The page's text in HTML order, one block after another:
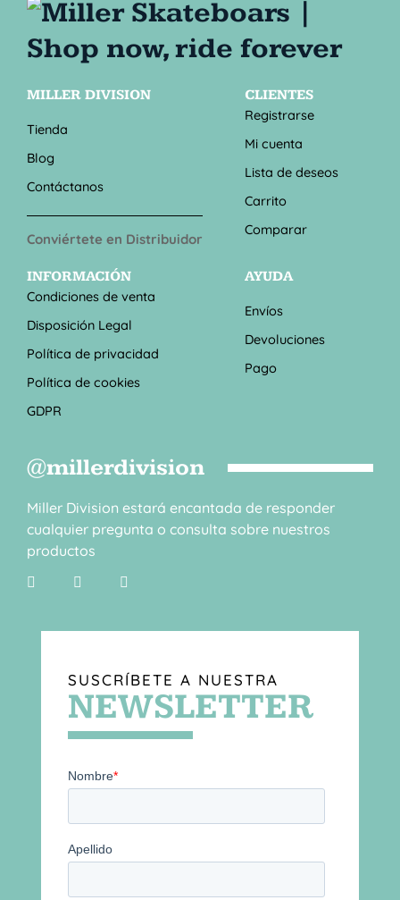
MILLER DIVISION
Tienda
Blog
Contáctanos
Conviértete en Distribuidor
CLIENTES
Registrarse
Mi cuenta
Lista de deseos
Carrito
Comparar
INFORMACIÓN
Condiciones de venta
Disposición Legal
Política de privacidad
Política de cookies
GDPR
AYUDA
Envíos
Devoluciones
Pago
@millerdivision
Miller Division estará encantada de responder
cualquier pregunta o consulta sobre nuestros
productos
SUSCRÍBETE A NUESTRA
NEWSLETTER